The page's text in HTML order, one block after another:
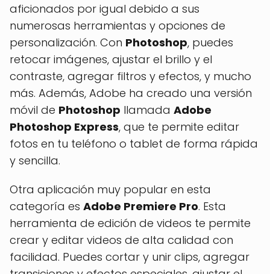
aficionados por igual debido a sus
numerosas herramientas y opciones de
personalización. Con Photoshop, puedes
retocar imágenes, ajustar el brillo y el
contraste, agregar filtros y efectos, y mucho
más. Además, Adobe ha creado una versión
móvil de Photoshop llamada Adobe
Photoshop Express, que te permite editar
fotos en tu teléfono o tablet de forma rápida
y sencilla.
Otra aplicación muy popular en esta
categoría es Adobe Premiere Pro. Esta
herramienta de edición de videos te permite
crear y editar videos de alta calidad con
facilidad. Puedes cortar y unir clips, agregar